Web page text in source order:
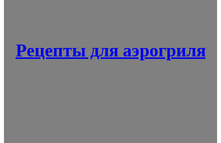
Рецепты для аэрогриля